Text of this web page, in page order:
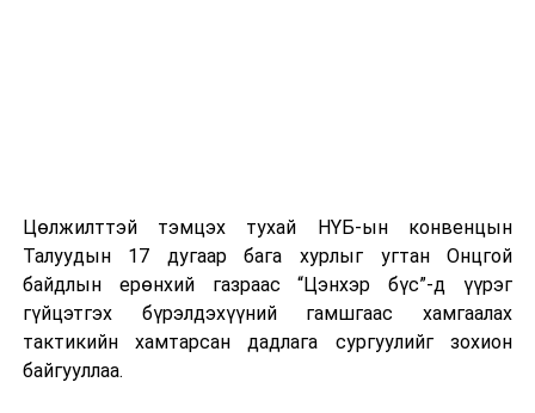
Цөлжилттэй тэмцэх тухай НҮБ-ын конвенцын
Талуудын 17 дугаар бага хурлыг угтан Онцгой
байдлын ерөнхий газраас “Цэнхэр бүс”-д үүрэг
гүйцэтгэх бүрэлдэхүүний гамшгаас хамгаалах
тактикийн хамтарсан дадлага сургуулийг зохион
байгууллаа.